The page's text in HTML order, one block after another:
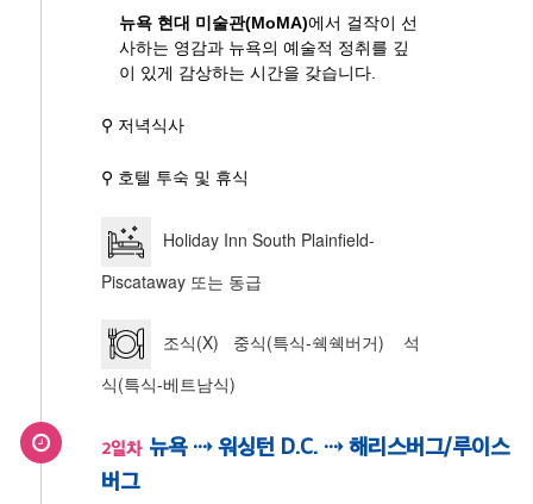
뉴욕 현대 미술관(MoMA)에서 걸작이 선
사하는 영감과 뉴욕의 예술적 정취를 깊
이 있게 감상하는 시간을 갖습니다.
⚲ 저녁식사
⚲ 호텔 투숙 및 휴식
Holiday Inn South Plainfield-
Piscataway 또는 동급
조식(X) 중식(특식-쉑쉑버거) 석
식(특식-베트남식)
2일차 뉴욕 ⇢ 워싱턴 D.C. ⇢ 해리스버그/루이스
버그